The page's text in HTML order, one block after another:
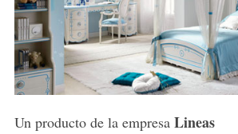
Un producto de la empresa Lineas